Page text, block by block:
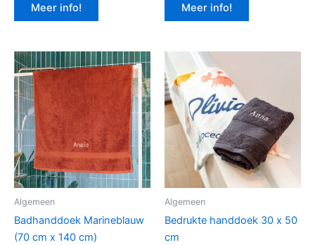
Meer info! Meer info!
Algemeen
Badhanddoek Marineblauw
(70 cm x 140 cm)
Algemeen
Bedrukte handdoek 30 x 50
cm